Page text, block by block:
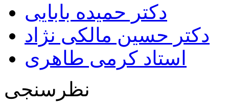
دکتر حمیده بابایی
دکتر حسین مالکی نژاد
استاد کرمی طاهری
نظرسنجی